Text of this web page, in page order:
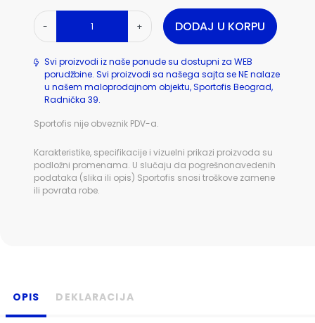
- + DODAJ U KORPU
Svi proizvodi iz naše ponude su dostupni za WEB
porudžbine. Svi proizvodi sa našega sajta se NE nalaze
u našem maloprodajnom objektu, Sportofis Beograd,
Radnička 39.
Sportofis nije obveznik PDV-a.
Karakteristike, specifikacije i vizuelni prikazi proizvoda su
podložni promenama. U slučaju da pogrešnonavedenih
podataka (slika ili opis) Sportofis snosi troškove zamene
ili povrata robe.
OPIS DEKLARACIJA